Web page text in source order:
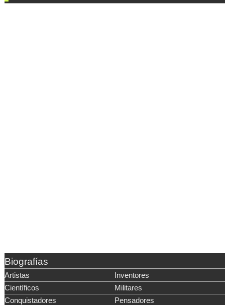
Biografías
Artistas
Inventores
Científicos
Militares
Conquistadores
Pensadores